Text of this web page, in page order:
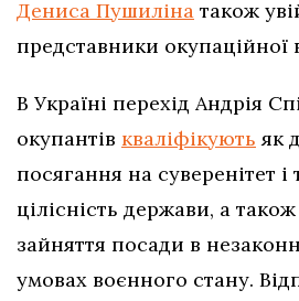
Дениса Пушиліна також
представники окупаційної
В Україні перехід Андрія
окупантів кваліфікують як
посягання на суверенітет і
цілісність держави, а
зайняття посади в
умовах воєнного стану.